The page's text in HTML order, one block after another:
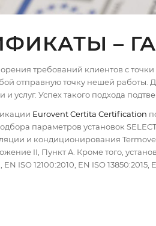
–
требований клиентов с
отправную точку нешей
услуг. Успех такого подхода
Eurovent Certita Certification
параметров установок
и кондиционирования
II, Пункт A. Кроме того,
EN ISO 12100:2010, EN ISO